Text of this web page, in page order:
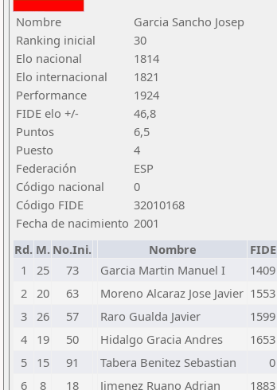
Nombre
Garcia Sancho Josep
Ranking inicial
30
Elo nacional
1814
Elo internacional
1821
Performance
1924
FIDE elo +/-
46,8
Puntos
6,5
Puesto
4
Federación
ESP
Código nacional
0
Código FIDE
32010168
Fecha de nacimiento 2001
Rd. M. No.Ini. Nombre FIDE
1
25 73 Garcia Martin Manuel I 1409
2 20 63 Moreno Alcaraz Jose Javier 1553
3 26 57 Raro Gualda Javier 1599
4
19 50 Hidalgo Gracia Andres 1653
5
15 91 Tabera Benitez Sebastian 0
6
8 18 Jimenez Ruano Adrian 1883